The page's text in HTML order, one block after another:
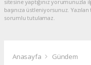
sitesine yaptığınız
başınıza üstleniyorsunuz.
sorumlu tutulamaz.
Anasayfa Gündem